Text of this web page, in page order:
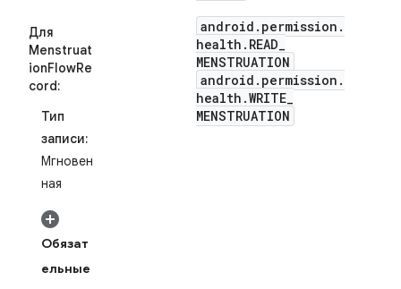
Для
Menstruat
ionFlowRe
cord:
Тип
записи:
Мгновен
ная
Обязат
ельные
android . permission .
health . READ_
MENSTRUATION
android . permission .
health .WRITE_
MENSTRUATION